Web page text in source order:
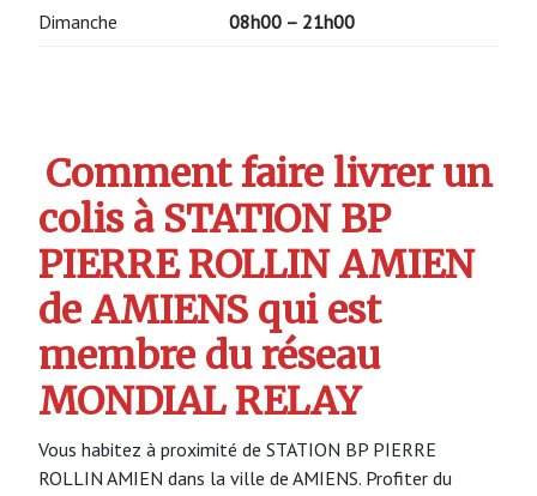
Dimanche 08h00 – 21h00
Comment faire livrer un
colis à STATION BP
PIERRE ROLLIN AMIEN
de AMIENS qui est
membre du réseau
MONDIAL RELAY
Vous habitez à proximité de STATION BP PIERRE
ROLLIN AMIEN dans la ville de AMIENS. Profiter du